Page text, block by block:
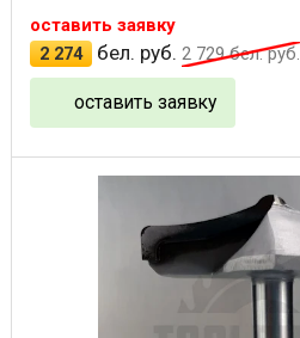
оставить заявку
2 274
бел. руб. 2 729бел. руб.
оставить заявку